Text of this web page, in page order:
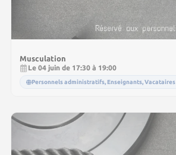
Musculation
Le 04 juin de 17:30 à 19:00
Personnels administratifs, Enseignants, Vacataires